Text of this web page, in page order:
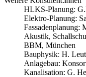
HLKS-Planung:
Elektro-Planung:
Fassadenplanung:
Akustik,
BBM, München
Bauphysik: H.
Anlagebau:
Kanalisation: G.